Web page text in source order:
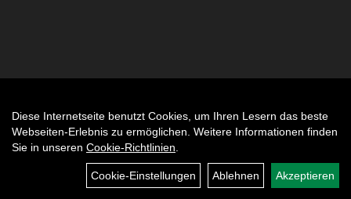
Diese Internetseite benutzt Cookies, um Ihren Lesern das beste
Webseiten-Erlebnis zu ermöglichen. Weitere Informationen finden
Sie in unseren Cookie-Richtlinien
Cookie-Einstellungen Ablehnen Akzeptieren
Auftrag widerrufen